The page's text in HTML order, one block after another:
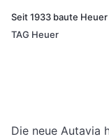
Seit 1933 baute
TAG Heuer
Die neue Autavia